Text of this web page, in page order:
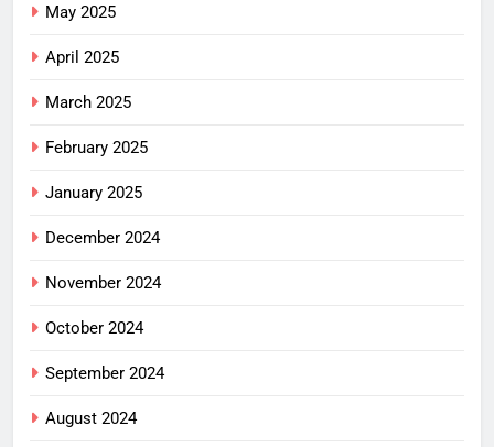
May 2025
April 2025
March 2025
February 2025
January 2025
December 2024
November 2024
October 2024
September 2024
August 2024